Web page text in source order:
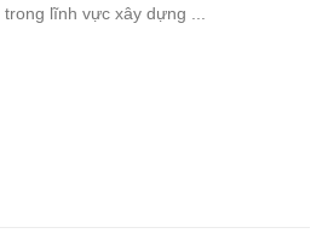
lĩnh vực xây dựng ...